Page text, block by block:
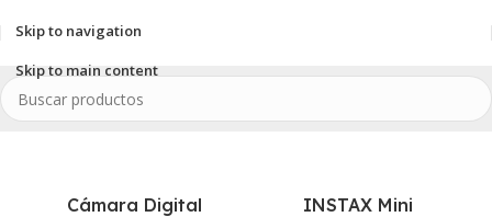
Skip to navigation
Skip to main content
Inicio/INSTAX/Cámaras INSTAX
Cámara Digital
INSTAX Mini